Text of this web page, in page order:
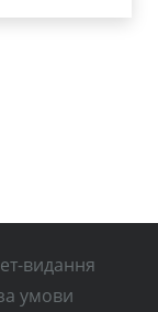
видання
умови